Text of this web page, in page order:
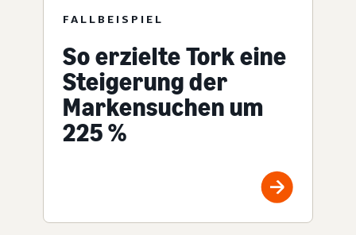
FALLBEISPIEL
So erzielte Tork eine
Steigerung der
Markensuchen um
225 %